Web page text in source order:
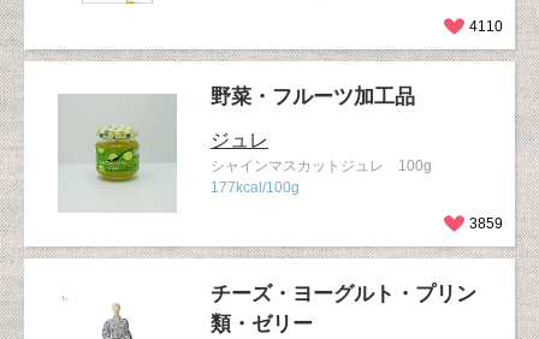
4110
野菜・フルーツ加工品
ジュレ
シャインマスカットジュレ 100g
177kcal/100g
3859
チーズ・ヨーグルト・プリン
類・ゼリー